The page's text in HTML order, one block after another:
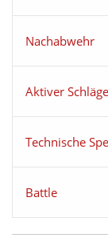
Nachabwehr
Aktiver
Technische
Battle